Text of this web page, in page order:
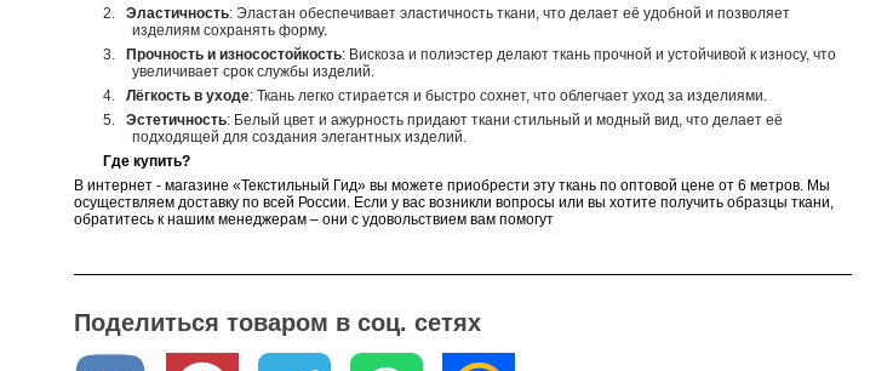
2.
Эластичность: Эластан обеспечивает эластичность ткани, что делает её удобной и позволяет
изделиям сохранять форму.
3.
Прочность и износостойкость: Вискоза и полиэстер делают ткань прочной и устойчивой к износу, что
увеличивает срок службы изделий.
4.
Лёгкость в уходе: Ткань легко стирается и быстро сохнет, что облегчает уход за изделиями.
5.
Эстетичность: Белый цвет и ажурность придают ткани стильный и модный вид, что делает её
подходящей для создания элегантных изделий.
Где купить?
В интернет - магазине «Текстильный Гид» вы можете приобрести эту ткань по оптовой цене от 6 метров. Мы
осуществляем доставку по всей России. Если у вас возникли вопросы или вы хотите получить образцы ткани,
обратитесь к нашим менеджерам – они с удовольствием вам помогут
Поделиться товаром в соц. сетях